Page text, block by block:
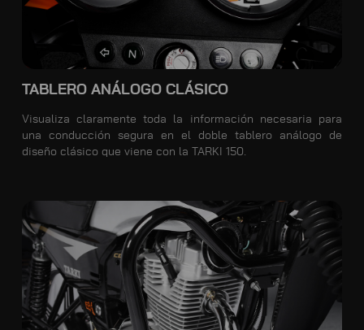
TABLERO ANÁLOGO CLÁSICO
Visualiza claramente toda la información necesaria para
una conducción segura en el doble tablero análogo de
diseño clásico que viene con la TARKI 150.